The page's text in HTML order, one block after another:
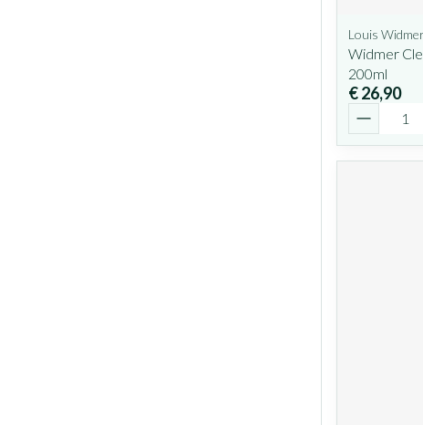
Louis
Widmer
200ml
€ 26,90